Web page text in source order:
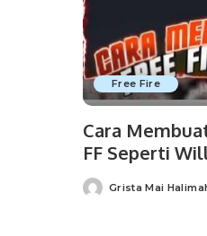
Free Fire
Cara
FF Seperti
PostedGrista Mai